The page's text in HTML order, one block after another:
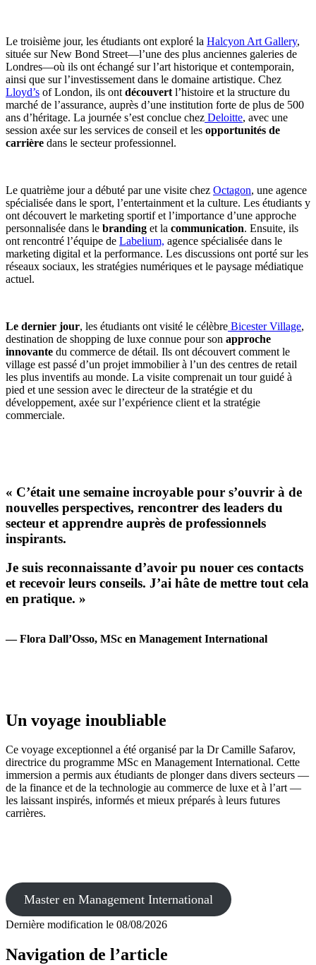
Le troisième jour, les étudiants ont exploré la Halcyon Art Gallery,
située sur New Bond Street—l’une des plus anciennes galeries de
Londres—où ils ont échangé sur l’art historique et contemporain,
ainsi que sur l’investissement dans le domaine artistique. Chez
Lloyd’s of London, ils ontdécouvertl’histoire et la structure du
marché de l’assurance, auprès d’une institution forte de plus de 500
ans d’héritage. La journée s’est conclue chez Deloitte, avec une
session axée sur les services de conseil et les opportunités de
carrière dans le secteur professionnel.
Le quatrième jour a débuté par une visite chez Octagon, une agence
spécialisée dans le sport, l’entertainment et la culture. Les étudiants y
ont découvert le marketing sportif et l’importance d’une approche
personnalisée dans le branding et la communication. Ensuite, ils
ont rencontré l’équipe de Labelium, agence spécialisée dans le
marketing digital et la performance. Les discussions ont porté sur les
réseaux sociaux, les stratégies numériques et le paysage médiatique
actuel.
Le dernier jour, les étudiants ont visité le célèbre Bicester Village,
destination de shopping de luxe connue pour son approche
innovante du commerce de détail. Ils ont découvert comment le
village est passé d’un projet immobilier à l’un des centres de retail
les plus inventifs au monde. La visite comprenait un tour guidé à
pied et une session avec le directeur de la stratégie et du
développement, axée sur l’expérience client et la stratégie
commerciale.
« C’était une semaine incroyable pour s’ouvrir à de
nouvelles perspectives, rencontrer des leaders du
secteur et apprendre auprès de professionnels
inspirants.
Je suis reconnaissante d’avoir pu nouer ces contacts
et recevoir leurs conseils. J’ai hâte de mettre tout cela
en pratique. »
— Flora Dall’Osso, MSc en Management International
Un voyage inoubliable
Ce voyage exceptionnel a été organisé par la Dr Camille Safarov,
directrice du programme MSc en Management International. Cette
immersion a permis aux étudiants de plonger dans divers secteurs —
de la finance et de la technologie au commerce de luxe et à l’art —
les laissant inspirés, informés et mieux préparés à leurs futures
carrières.
Master en Management International
Dernière modification le 08/08/2026
Navigation de l’article